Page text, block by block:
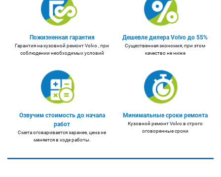
Пожизненная гарантия
Гарантия на кузовной ремонт Volvo , при
соблюдении необходимых условий
Дешевле дилера Volvo до 55%
Существенная экономия, при этом
качество не ниже
Озвучим стоимость до начала
работ
Смета оговаривается заранее, цена не
меняется в ходе работы.
Минимальные сроки ремонта
Кузовной ремонт Volvo в строго
оговоренные сроки